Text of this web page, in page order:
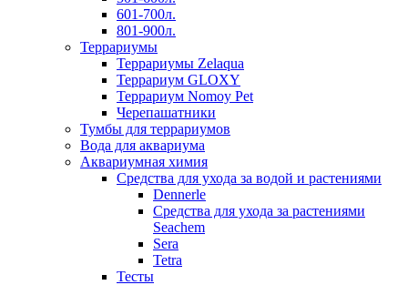
601-700л.
801-900л.
Террариумы
Террариумы Zelaqua
Террариум GLOXY
Террариум Nomoy Pet
Черепашатники
Тумбы для террариумов
Вода для аквариума
Аквариумная химия
Средства для ухода за водой и растениями
Dennerle
Средства для ухода за растениями
Seachem
Sera
Tetra
Тесты